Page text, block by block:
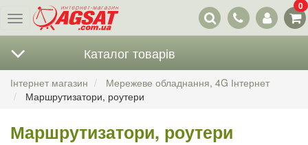
Меню
Наші
контакти
0
Каталог товарів
Інтернет магазин
Мережеве обладнання, 4G Інтернет
Маршрутизатори, роутери
Маршрутизатори, роутери